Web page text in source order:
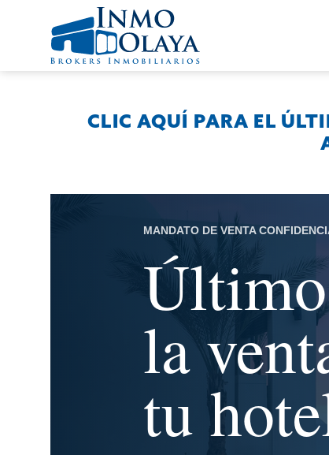
CLIC AQUÍ PARA EL
MANDATO DE VENTA
la
tu